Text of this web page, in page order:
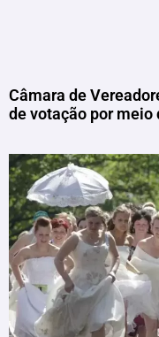
Câmara de
de votação por